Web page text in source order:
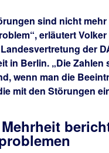
sind nicht mehr
erläutert
der
in Berlin. „Die Zahlen
wenn man die
mit den Störungen